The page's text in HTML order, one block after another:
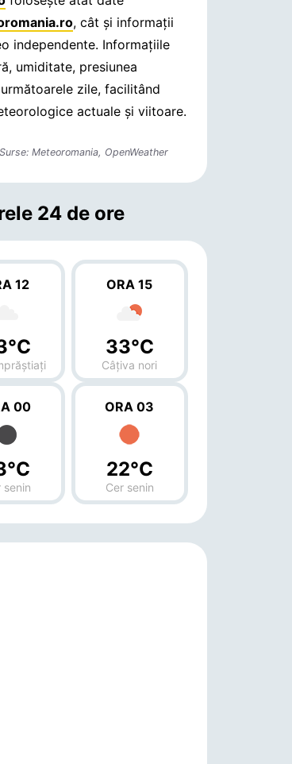
, cât și informații
independente. Informațiile
umiditate, presiunea
zile, facilitând
actuale și viitoare.
Surse: Meteoromania, OpenWeather
24 de ore
12 ORA 15
33°C
Câțiva nori
00
senin
ORA 03
22°C
Cer senin